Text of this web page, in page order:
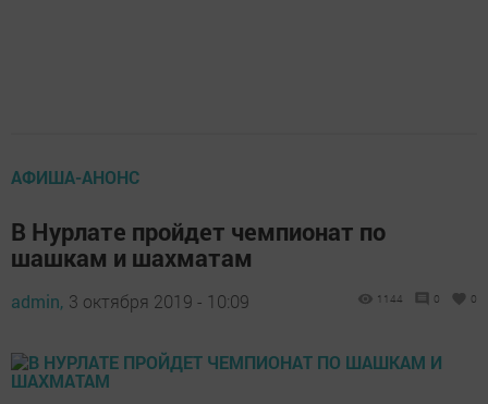
АФИША-АНОНС
В Нурлате пройдет чемпионат по
шашкам и шахматам
admin, 3 октября 2019 - 10:09 1144 0 0